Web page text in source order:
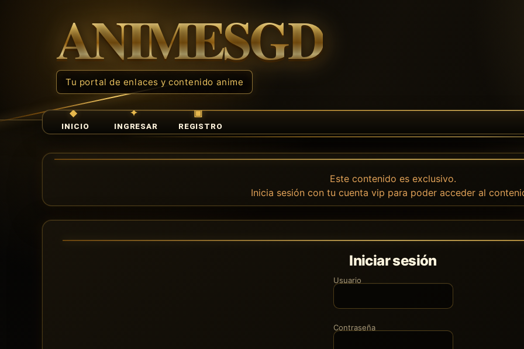
INICIO INGRESAR REGISTRO
Este contenido es exclusivo.
Inicia sesión con tu cuenta vip para poder acceder al
Iniciar sesión
Usuario
Contraseña